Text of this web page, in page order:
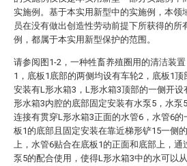
实施例。基于本实用新型中的实施例，本领
员在没有做出创造性劳动前提下所获得的所
例，都属于本实用新型保护的范围。
请参阅图1-2，一种牲畜养殖圈用的清洁装
1，底板1底部的两侧均设有车轮2，底板1顶
安装有L形水箱3，L形水箱3顶部的一侧开设
形水箱3内腔的底部固定安装有水泵5，水泵
连接有贯穿L形水箱3正面的水管6，水管6的
板1的底部且固定安装在靠近梯形铲15一侧
上，水管6贴合在底板1的正面和底部上，通
泵5的配合使用，使得L形水箱3中的水可以